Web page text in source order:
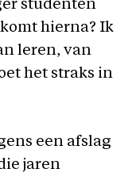
studenten
komt hierna? Ik
leren, van
het straks in
een afslag
jaren